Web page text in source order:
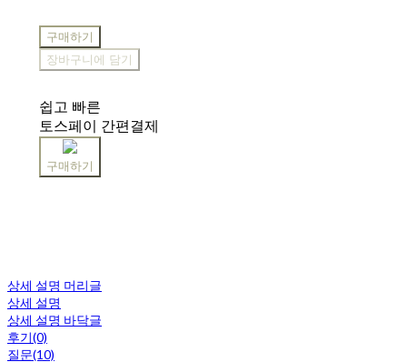
구매하기
장바구니에 담기
쉽고 빠른
토스페이 간편결제
구매하기
상세 설명 머리글
상세 설명
상세 설명 바닥글
후기(0)
질문(10)